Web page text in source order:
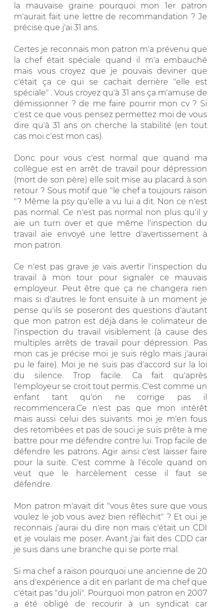
la mauvaise graine pourquoi mon 1er patron
m'aurait fait une lettre de recommandation ? Je
précise que j'ai 31 ans.
Certes je reconnais mon patron m'a prévenu que
la chef était spéciale quand il m'a embauché
mais vous croyez que je pouvais deviner que
c'était ça ce qui se cachait derrière "elle est
spéciale" . Vous croyez qu'à 31 ans ça m'amuse de
démissionner ? de me faire pourrir mon cv ? Si
c'est ce que vous pensez permettez moi de vous
dire qu'à 31 ans on cherche la stabilité (en tout
cas moi c'est mon cas).
Donc pour vous c'est normal que quand ma
collègue est en arrêt de travail pour dépression
(mort de son père) elle soit mise au placard à son
retour ? Sous motif que "le chef a toujours raison
"? Même la psy qu'elle a vu lui a dit. Non ce n'est
pas normal. Ce n'est pas normal non plus qu'il y
aie un turn over et que même l'inspection du
travail aie envoyé une lettre d'avertissement à
mon patron.
Ce n'est pas grave je vais avertir l'inspection du
travail à mon tour pour signaler ce mauvais
employeur. Peut être que ça ne changera rien
mais si d'autres le font ensuite à un moment je
pense qu'ils se poseront des questions d'autant
que mon patron est déjà dans le colimateur de
l'inspection du travail visiblement (à cause des
multiples arrêts de travail pour dépression. Pas
mon cas je précise moi je suis réglo mais j'aurai
pu le faire). Moi je ne suis pas d'accord sur la loi
du silence. Trop facile. Ca fait qu'après
l'employeur se croit tout permis. C'est comme un
enfant tant qu'on ne corrige pas il
recommencera.Ce n'est pas que mon intérêt
mais aussi celui des suivants. moi je m'en fous
des retombées et pas de souci je suis prête à me
battre pour me défendre contre lui. Trop facile de
défendre les patrons. Agir ainsi c'est laisser faire
pour la suite. C'est comme à l'école quand on
veut que le harcèlement cesse il faut se
défendre.
Mon patron m'avait dit "vous êtes sure que vous
voulez le job vous avez bien réfléchit" ? Et oui je
reconnais j'aurai du dire non mais c'était un CDI
et je voulais me poser. Avant j'ai fait des CDD car
je suis dans une branche qui se porte mal.
Si ma chef a raison pourquoi une ancienne de 20
ans d'expérience a dit en parlant de ma chef que
c'était pas "du joli". Pourquoi mon patron en 2007
a été obligé de recourir à un syndicat car